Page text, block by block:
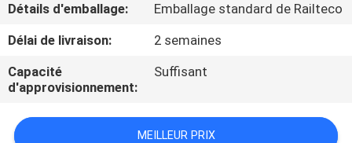
DE
QUALITÉ
CONTACTEZ-
NOUS
Détails d'emballage:
Emballage standard de Railteco
Délai de livraison:
2 semaines
Capacité
d'approvisionnement:
Suffisant
MEILLEUR PRIX